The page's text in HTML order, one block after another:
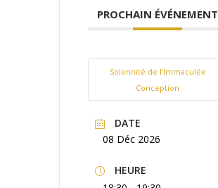
PROCHAIN ÉVÉNEMENT
Solennité de l’Immaculée
Conception
DATE
08 Déc 2026
HEURE